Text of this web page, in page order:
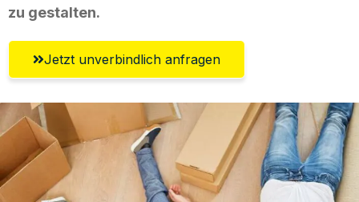
zu gestalten.
Jetzt unverbindlich anfragen